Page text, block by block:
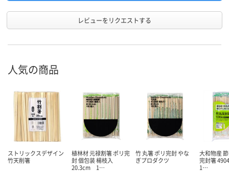
レビューをリクエストする
人気の商品
ストリックスデザイン
竹天削箸
植林材 元禄割箸 ポリ完
封 個包装 楊枝入
20.3cm 1…
竹 丸箸 ポリ完封 やな
ぎプロダクツ
大和物産
完封箸
1…